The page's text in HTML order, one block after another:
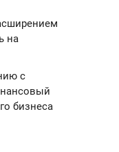
на
с
бизнеса